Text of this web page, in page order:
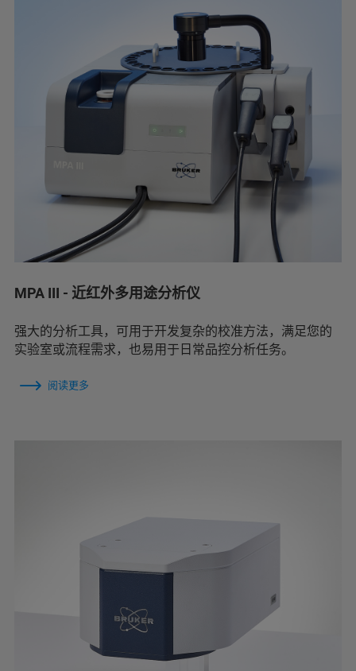
MPA III - 近红外多用途分析仪
强大的分析工具，可用于开发复杂的校准方法，满足您的
实验室或流程需求，也易用于日常品控分析任务。
阅读更多